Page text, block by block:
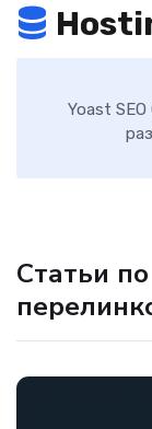
Yoast
Статьи